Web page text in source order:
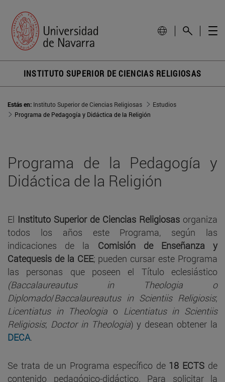
INSTITUTO SUPERIOR DE CIENCIAS RELIGIOSAS
Estás en: Instituto Superior de Ciencias Religiosas
Estudios
Programa de Pedagogía y Didáctica de la Religión
Programa de la Pedagogía y
Didáctica de la Religión
El Instituto Superior de Ciencias Religiosas organiza
todos los años este Programa, según las
indicaciones de la Comisión de Enseñanza y
Catequesis de la CEE; pueden cursar este Programa
las personas que poseen el Título eclesiástico
(Baccalaureautus in Theologia o
Diplomado/Baccalaureautus in Scientiis Religiosis;
Licentiatus in Theologia o Licentiatus in Scientiis
Religiosis; Doctor in Theologia) y desean obtener la
DECA.
Se trata de un Programa específico de 18 ECTS de
contenido pedagógico-didáctico. Para solicitar la